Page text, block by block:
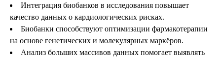
Интеграция биобанков в исследования повышает
качество данных о кардиологических рисках.
Биобанки способствуют оптимизации фармакотерапии
на основе генетических и молекулярных маркёров.
Анализ больших массивов данных помогает выявлять